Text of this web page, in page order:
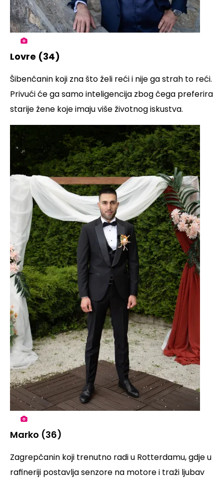
Lovre (34)
Šibenčanin koji zna što želi reći i nije ga strah to reći.
Privući će ga samo inteligencija zbog čega preferira
starije žene koje imaju više životnog iskustva.
Marko (36)
Zagrepčanin koji trenutno radi u Rotterdamu, gdje u
rafineriji postavlja senzore na motore i traži ljubav